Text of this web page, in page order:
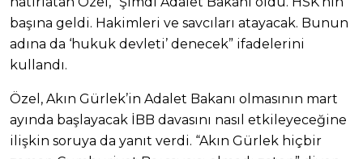
başına geldi. Hakimleri ve savcıları atayacak. Bunun
adına da ‘hukuk devleti’ denecek” ifadelerini
kullandı.
Özel, Akın Gürlek’in Adalet Bakanı olmasının mart
ayında başlayacak İBB davasını nasıl etkileyeceğine
ilişkin soruya da yanıt verdi. “Akın Gürlek hiçbir